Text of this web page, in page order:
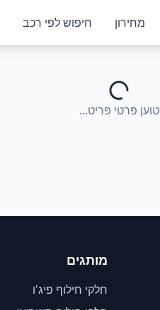
מחירון חיפוש לפי רכב
טוען פרטי פריט...
מותגים
חלקי חילוף פיג'ו